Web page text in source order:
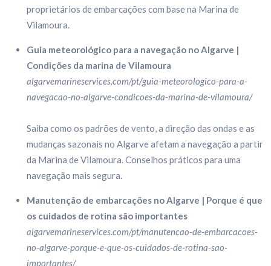
proprietários de embarcações com base na Marina de
Vilamoura.
Guia meteorológico para a navegação no Algarve |
Condições da marina de Vilamoura
algarvemarineservices.com/pt/guia-meteorologico-para-a-
navegacao-no-algarve-condicoes-da-marina-de-vilamoura/
Saiba como os padrões de vento, a direção das ondas e as
mudanças sazonais no Algarve afetam a navegação a partir
da Marina de Vilamoura. Conselhos práticos para uma
navegação mais segura.
Manutenção de embarcações no Algarve | Porque é que
os cuidados de rotina são importantes
algarvemarineservices.com/pt/manutencao-de-embarcacoes-
no-algarve-porque-e-que-os-cuidados-de-rotina-sao-
importantes/